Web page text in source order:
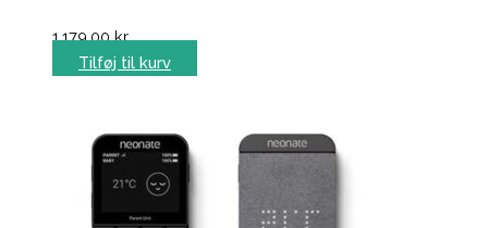
1.179,00kr.
Tilføj til kurv